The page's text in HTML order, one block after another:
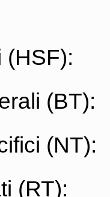
(HSF):
(BT):
(NT):
(RT):